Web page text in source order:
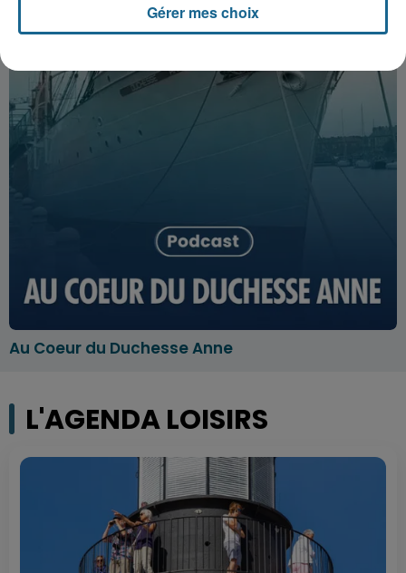
Au Coeur du Duchesse Anne
L'AGENDA LOISIRS
Gérer mes choix